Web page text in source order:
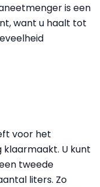
is een
want u haalt tot
voor het
U kunt
tweede
liters. Zo